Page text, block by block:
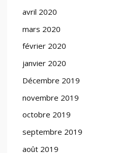
avril 2020
mars 2020
février 2020
janvier 2020
Décembre 2019
novembre 2019
octobre 2019
septembre 2019
août 2019